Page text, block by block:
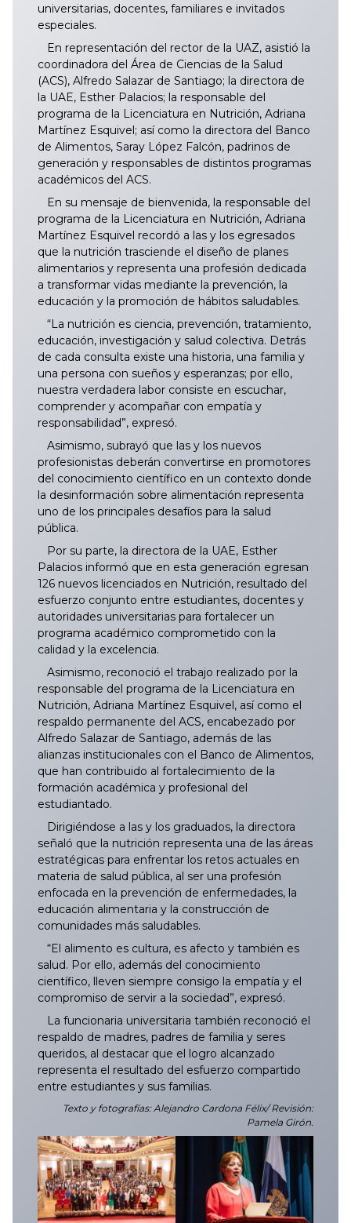
universitarias, docentes, familiares e invitados
especiales.
En representación del rector de la UAZ, asistió la
coordinadora del Área de Ciencias de la Salud
(ACS), Alfredo Salazar de Santiago; la directora de
la UAE, Esther Palacios; la responsable del
programa de la Licenciatura en Nutrición, Adriana
Martínez Esquivel; así como la directora del Banco
de Alimentos, Saray López Falcón, padrinos de
generación y responsables de distintos programas
académicos del ACS.
En su mensaje de bienvenida, la responsable del
programa de la Licenciatura en Nutrición, Adriana
Martínez Esquivel recordó a las y los egresados
que la nutrición trasciende el diseño de planes
alimentarios y representa una profesión dedicada
a transformar vidas mediante la prevención, la
educación y la promoción de hábitos saludables.
“La nutrición es ciencia, prevención, tratamiento,
educación, investigación y salud colectiva. Detrás
de cada consulta existe una historia, una familia y
una persona con sueños y esperanzas; por ello,
nuestra verdadera labor consiste en escuchar,
comprender y acompañar con empatía y
responsabilidad”, expresó.
Asimismo, subrayó que las y los nuevos
profesionistas deberán convertirse en promotores
del conocimiento científico en un contexto donde
la desinformación sobre alimentación representa
uno de los principales desafíos para la salud
pública.
Por su parte, la directora de la UAE, Esther
Palacios informó que en esta generación egresan
126 nuevos licenciados en Nutrición, resultado del
esfuerzo conjunto entre estudiantes, docentes y
autoridades universitarias para fortalecer un
programa académico comprometido con la
calidad y la excelencia.
Asimismo, reconoció el trabajo realizado por la
responsable del programa de la Licenciatura en
Nutrición, Adriana Martínez Esquivel, así como el
respaldo permanente del ACS, encabezado por
Alfredo Salazar de Santiago, además de las
alianzas institucionales con el Banco de Alimentos,
que han contribuido al fortalecimiento de la
formación académica y profesional del
estudiantado.
Dirigiéndose a las y los graduados, la directora
señaló que la nutrición representa una de las áreas
estratégicas para enfrentar los retos actuales en
materia de salud pública, al ser una profesión
enfocada en la prevención de enfermedades, la
educación alimentaria y la construcción de
comunidades más saludables.
“El alimento es cultura, es afecto y también es
salud. Por ello, además del conocimiento
científico, lleven siempre consigo la empatía y el
compromiso de servir a la sociedad”, expresó.
La funcionaria universitaria también reconoció el
respaldo de madres, padres de familia y seres
queridos, al destacar que el logro alcanzado
representa el resultado del esfuerzo compartido
entre estudiantes y sus familias.
Texto y fotografías: Alejandro Cardona Félix/ Revisión:
Pamela Girón.